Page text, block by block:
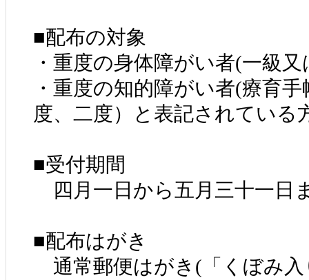
■配布の対象
・重度の身体障がい者(一級
・重度の知的障がい者(療育
度、二度）と表記されている
■受付期間
四月一日から五月三十一日
■配布はがき
通常郵便はがき(「くぼみ入